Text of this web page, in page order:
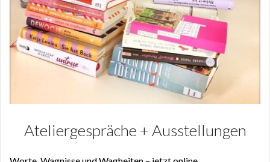
Ateliergespräche + Ausstellungen